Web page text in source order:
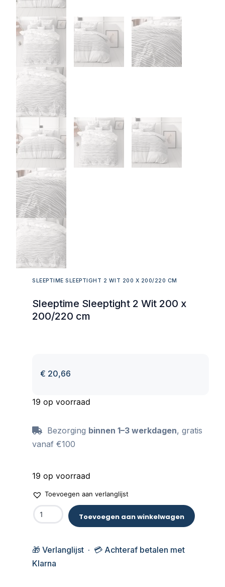
SLEEPTIME SLEEPTIGHT 2 WIT 200 X 200/220 CM
Sleeptime Sleeptight 2 Wit 200 x
200/220 cm
€ 20,66
19 op voorraad
Bezorging binnen 1–3 werkdagen, gratis
vanaf €100
19 op voorraad
Toevoegen aan verlanglijst
Toevoegen aan winkelwagen
🎁 Verlanglijst · 💳 Achteraf betalen met
Klarna